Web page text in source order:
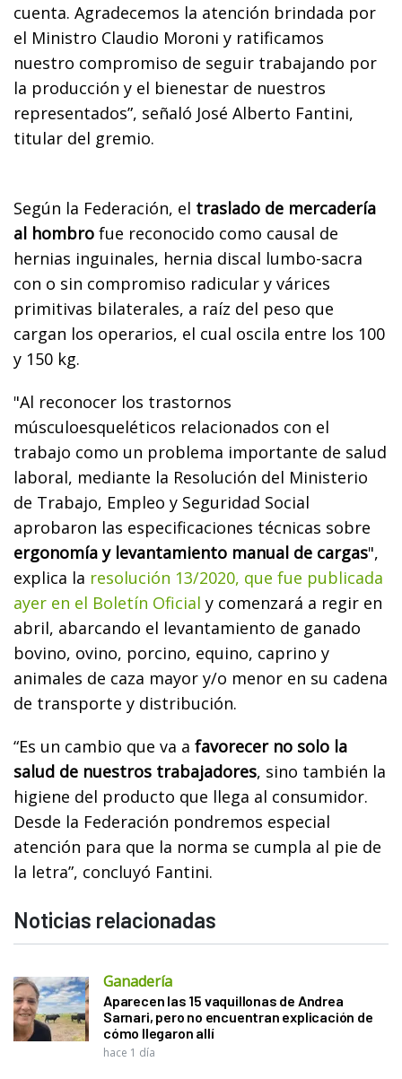
cuenta. Agradecemos la atención brindada por
el Ministro Claudio Moroni y ratificamos
nuestro compromiso de seguir trabajando por
la producción y el bienestar de nuestros
representados”, señaló José Alberto Fantini,
titular del gremio.
Según la Federación, el traslado de mercadería
al hombro fue reconocido como causal de
hernias inguinales, hernia discal lumbo-sacra
con o sin compromiso radicular y várices
primitivas bilaterales, a raíz del peso que
cargan los operarios, el cual oscila entre los 100
y 150 kg.
"Al reconocer los trastornos
músculoesqueléticos relacionados con el
trabajo como un problema importante de salud
laboral, mediante la Resolución del Ministerio
de Trabajo, Empleo y Seguridad Social
aprobaron las especificaciones técnicas sobre
ergonomía y levantamiento manual de cargas",
explica la resolución 13/2020, que fue publicada
ayer en el Boletín Oficial y comenzará a regir en
abril, abarcando el levantamiento de ganado
bovino, ovino, porcino, equino, caprino y
animales de caza mayor y/o menor en su cadena
de transporte y distribución.
“Es un cambio que va a favorecer no solo la
salud de nuestros trabajadores, sino también la
higiene del producto que llega al consumidor.
Desde la Federación pondremos especial
atención para que la norma se cumpla al pie de
la letra”, concluyó Fantini.
Noticias relacionadas
Ganadería
Aparecen las 15 vaquillonas de Andrea
Sarnari, pero no encuentran explicación de
cómo llegaron allí
hace 1 día